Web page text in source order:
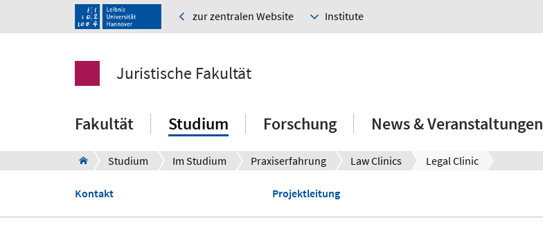
zur zentralen Website Institute
Juristische Fakultät
Fakultät Studium Forschung News & Veranstaltungen
Studium Im Studium Praxiserfahrung Law Clinics Legal Clinic
Kontakt Projektleitung